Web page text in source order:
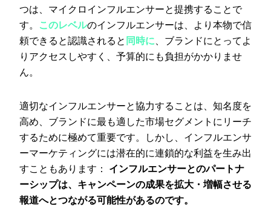
つは、マイクロインフルエンサーと提携することで
す。
このレベルのインフルエンサーは、より本物で信
頼できると認識されると 同時に、ブランドにとってよ
りアクセスしやすく、予算的にも負担がかかりませ
ん。
適切なインフルエンサーと協力することは、知名度を
高め、ブランドに最も適した市場セグメントにリーチ
するために極めて重要です。しかし、インフルエンサ
ーマーケティングには潜在的に連鎖的な利益を生み出
すこともあります： インフルエンサーとのパートナ
ーシップは、キャンペーンの成果を拡大・増幅させる
報道へとつながる可能性があるのです。